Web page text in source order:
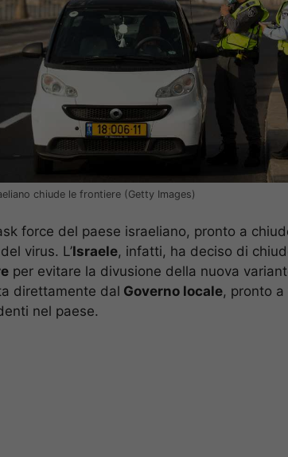
chiude le frontiere (Getty Images)
force del paese israeliano, pronto a
virus. L’Israele, infatti, ha deciso di
per evitare la divusione della nuova
direttamente dal Governo locale, pronto a
nel paese.